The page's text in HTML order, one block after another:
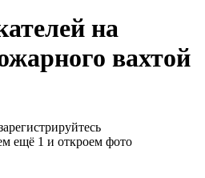
на
вахтой
ещё 1 и откроем фото